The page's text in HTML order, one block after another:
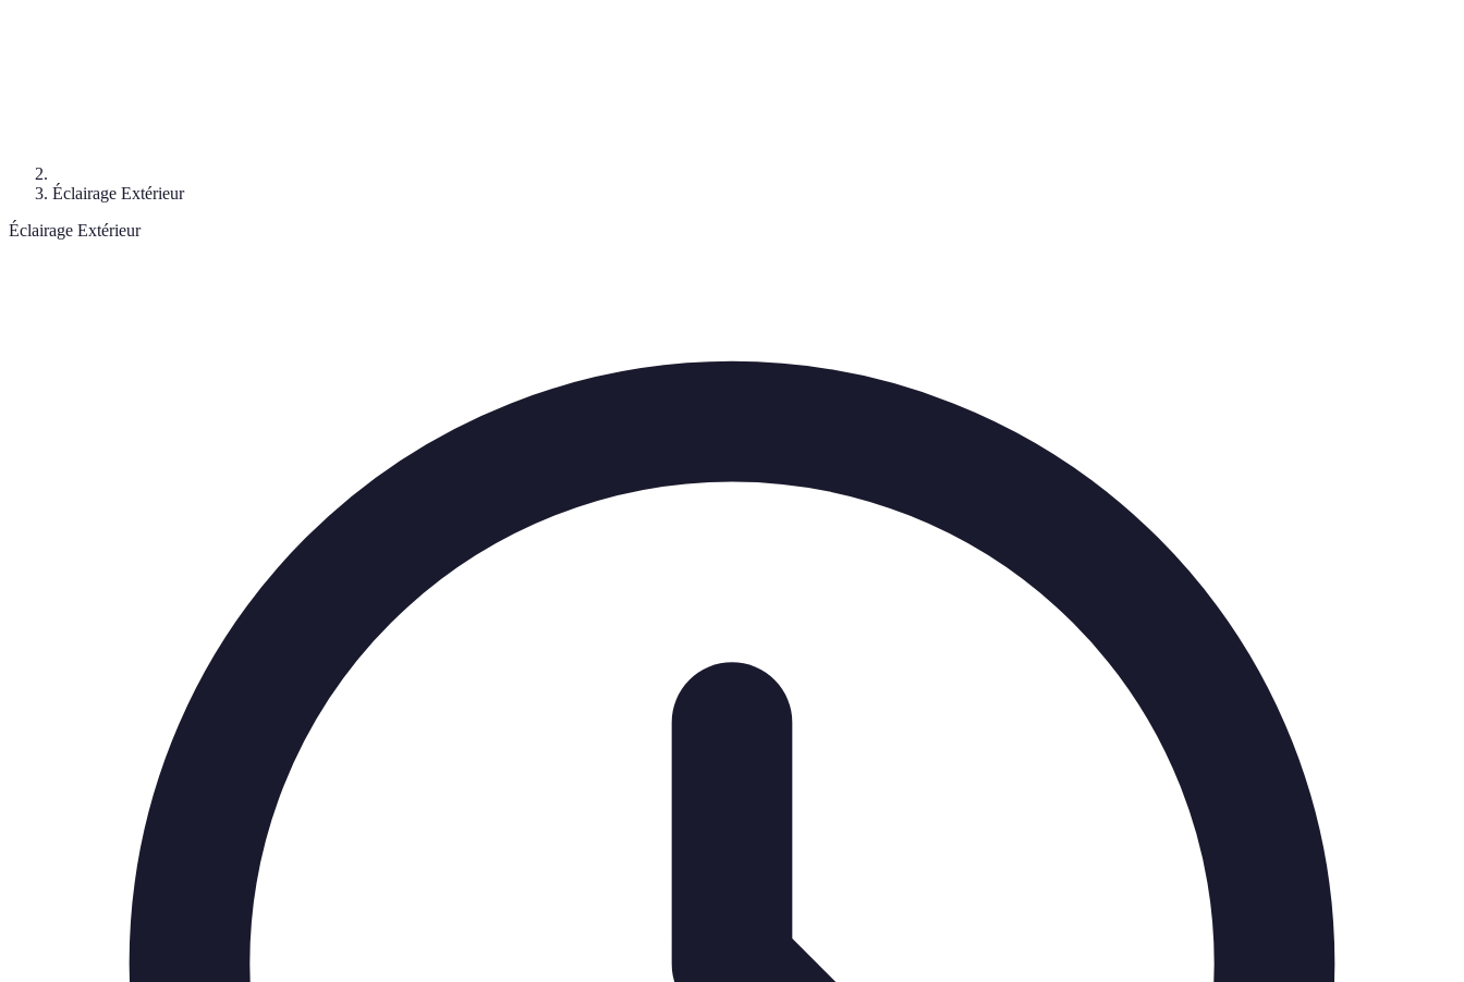
Éclairage Extérieur
Éclairage Extérieur